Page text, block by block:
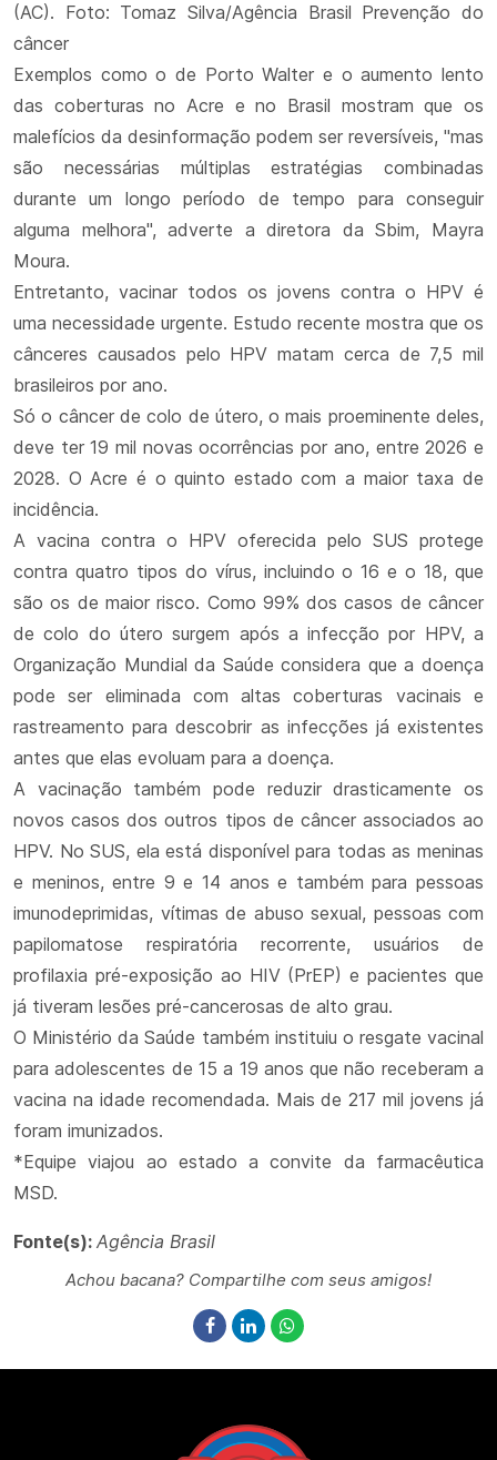
(AC). Foto: Tomaz Silva/Agência Brasil Prevenção do
câncer
Exemplos como o de Porto Walter e o aumento lento
das coberturas no Acre e no Brasil mostram que os
malefícios da desinformação podem ser reversíveis, "mas
são necessárias múltiplas estratégias combinadas
durante um longo período de tempo para conseguir
alguma melhora", adverte a diretora da Sbim, Mayra
Moura.
Entretanto, vacinar todos os jovens contra o HPV é
uma necessidade urgente. Estudo recente mostra que os
cânceres causados pelo HPV matam cerca de 7,5 mil
brasileiros por ano.
Só o câncer de colo de útero, o mais proeminente deles,
deve ter 19 mil novas ocorrências por ano, entre 2026 e
2028. O Acre é o quinto estado com a maior taxa de
incidência.
A vacina contra o HPV oferecida pelo SUS protege
contra quatro tipos do vírus, incluindo o 16 e o 18, que
são os de maior risco. Como 99% dos casos de câncer
de colo do útero surgem após a infecção por HPV, a
Organização Mundial da Saúde considera que a doença
pode ser eliminada com altas coberturas vacinais e
rastreamento para descobrir as infecções já existentes
antes que elas evoluam para a doença.
A vacinação também pode reduzir drasticamente os
novos casos dos outros tipos de câncer associados ao
HPV. No SUS, ela está disponível para todas as meninas
e meninos, entre 9 e 14 anos e também para pessoas
imunodeprimidas, vítimas de abuso sexual, pessoas com
papilomatose respiratória recorrente, usuários de
profilaxia pré-exposição ao HIV (PrEP) e pacientes que
já tiveram lesões pré-cancerosas de alto grau.
O Ministério da Saúde também instituiu o resgate vacinal
para adolescentes de 15 a 19 anos que não receberam a
vacina na idade recomendada. Mais de 217 mil jovens já
foram imunizados.
*Equipe viajou ao estado a convite da farmacêutica
MSD.
Fonte(s): Agência Brasil
Achou bacana? Compartilhe com seus amigos!